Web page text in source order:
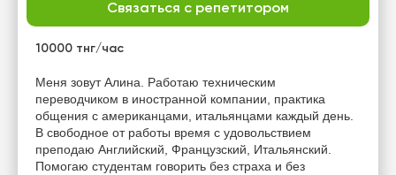
Связаться с репетитором
10000 тнг/час
Меня зовут Алина. Работаю техническим
переводчиком в иностранной компании, практика
общения с американцами, итальянцами каждый день.
В свободное от работы время с удовольствием
преподаю Английский, Французский, Итальянский.
Помогаю студентам говорить без страха и без
пн
вт
Нет
свободных
часов
Нет
свободных
часов
Нет
свободных
часов
свободных
часов